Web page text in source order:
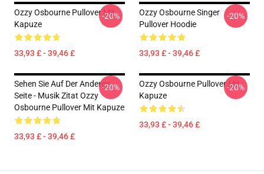
Ozzy Osbourne Pullover Mit
Kapuze
33,93 £ - 39,46 £
-20%
Ozzy Osbourne Singer
Pullover Hoodie
33,93 £ - 39,46 £
-20%
Sehen Sie Auf Der Anderen
Seite - Musik Zitat Ozzy
Osbourne Pullover Mit Kapuze
33,93 £ - 39,46 £
-20%
Ozzy Osbourne Pullover Mit
Kapuze
33,93 £ - 39,46 £
-20%